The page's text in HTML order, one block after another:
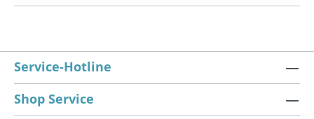
Service-Hotline
Shop Service